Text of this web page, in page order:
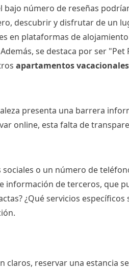
bajo número de reseñas
descubrir y disfrutar de un
en plataformas de
se destaca por ser
apartamentos vacacionales
presenta una barrera
online, esta falta de
o un número de
de terceros, que
¿Qué servicios
claros, reservar una estancia